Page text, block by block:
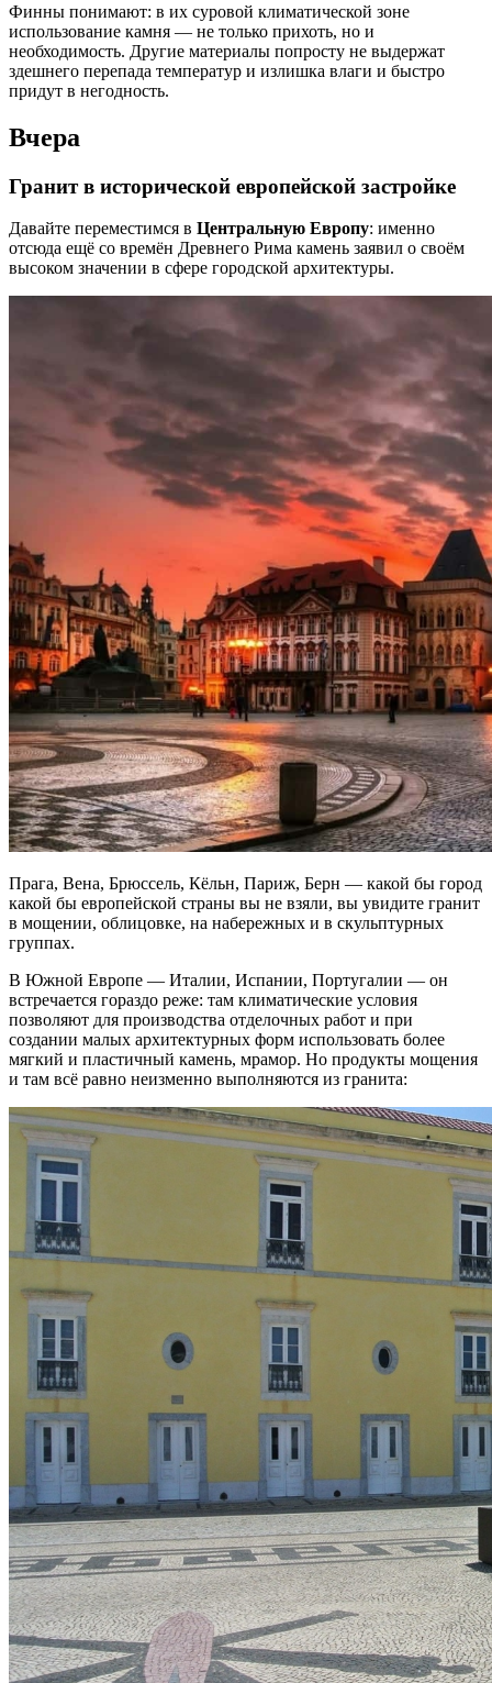
Финны понимают: в их суровой климатической зоне
использование камня — не только прихоть, но и
необходимость. Другие материалы попросту не выдержат
здешнего перепада температур и излишка влаги и быстро
придут в негодность.
Вчера
Гранит в исторической европейской застройке
Давайте переместимся в Центральную Европу: именно
отсюда ещё со времён Древнего Рима камень заявил о своём
высоком значении в сфере городской архитектуры.
Прага, Вена, Брюссель, Кёльн, Париж, Берн — какой бы город
какой бы европейской страны вы не взяли, вы увидите гранит
в мощении, облицовке, на набережных и в скульптурных
группах.
В Южной Европе — Италии, Испании, Португалии — он
встречается гораздо реже: там климатические условия
позволяют для производства отделочных работ и при
создании малых архитектурных форм использовать более
мягкий и пластичный камень, мрамор. Но продукты мощения
и там всё равно неизменно выполняются из гранита: